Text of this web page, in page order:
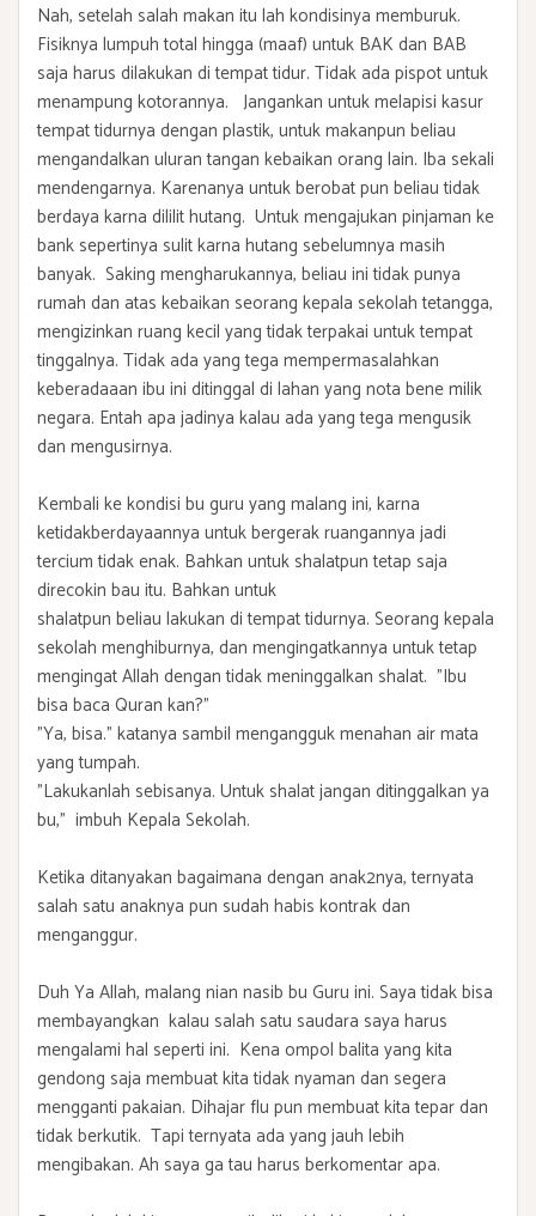
Nah, setelah salah makan itu lah kondisinya memburuk.
Fisiknya lumpuh total hingga (maaf) untuk BAK dan BAB
saja harus dilakukan di tempat tidur. Tidak ada pispot untuk
menampung kotorannya. Jangankan untuk melapisi kasur
tempat tidurnya dengan plastik, untuk makanpun beliau
mengandalkan uluran tangan kebaikan orang lain. Iba sekali
mendengarnya. Karenanya untuk berobat pun beliau tidak
berdaya karna dililit hutang. Untuk mengajukan pinjaman ke
bank sepertinya sulit karna hutang sebelumnya masih
banyak. Saking mengharukannya, beliau ini tidak punya
rumah dan atas kebaikan seorang kepala sekolah tetangga,
mengizinkan ruang kecil yang tidak terpakai untuk tempat
tinggalnya. Tidak ada yang tega mempermasalahkan
keberadaaan ibu ini ditinggal di lahan yang nota bene milik
negara. Entah apa jadinya kalau ada yang tega mengusik
dan mengusirnya.
Kembali ke kondisi bu guru yang malang ini, karna
ketidakberdayaannya untuk bergerak ruangannya jadi
tercium tidak enak. Bahkan untuk shalatpun tetap saja
direcokin bau itu. Bahkan untuk
shalatpun beliau lakukan di tempat tidurnya. Seorang kepala
sekolah menghiburnya, dan mengingatkannya untuk tetap
mengingat Allah dengan tidak meninggalkan shalat. "Ibu
bisa baca Quran kan?"
"Ya, bisa." katanya sambil mengangguk menahan air mata
yang tumpah.
"Lakukanlah sebisanya. Untuk shalat jangan ditinggalkan ya
bu," imbuh Kepala Sekolah.
Ketika ditanyakan bagaimana dengan anak2nya, ternyata
salah satu anaknya pun sudah habis kontrak dan
menganggur.
Duh Ya Allah, malang nian nasib bu Guru ini. Saya tidak bisa
membayangkan kalau salah satu saudara saya harus
mengalami hal seperti ini. Kena ompol balita yang kita
gendong saja membuat kita tidak nyaman dan segera
mengganti pakaian. Dihajar flu pun membuat kita tepar dan
tidak berkutik. Tapi ternyata ada yang jauh lebih
mengibakan. Ah saya ga tau harus berkomentar apa.